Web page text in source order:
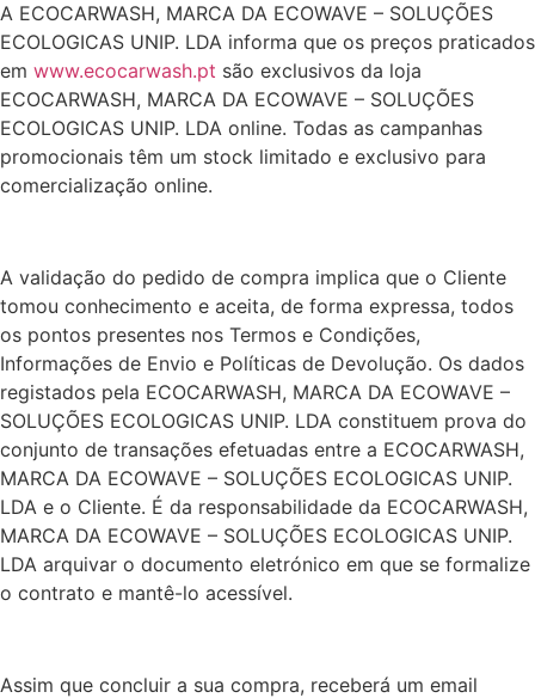
A ECOCARWASH, MARCA DA ECOWAVE – SOLUÇÕES
ECOLOGICAS UNIP. LDA informa que os preços praticados
em www.ecocarwash.pt são exclusivos da loja
ECOCARWASH, MARCA DA ECOWAVE – SOLUÇÕES
ECOLOGICAS UNIP. LDA online. Todas as campanhas
promocionais têm um stock limitado e exclusivo para
comercialização online.
A validação do pedido de compra implica que o Cliente
tomou conhecimento e aceita, de forma expressa, todos
os pontos presentes nos Termos e Condições,
Informações de Envio e Políticas de Devolução. Os dados
registados pela ECOCARWASH, MARCA DA ECOWAVE –
SOLUÇÕES ECOLOGICAS UNIP. LDA constituem prova do
conjunto de transações efetuadas entre a ECOCARWASH,
MARCA DA ECOWAVE – SOLUÇÕES ECOLOGICAS UNIP.
LDA e o Cliente. É da responsabilidade da ECOCARWASH,
MARCA DA ECOWAVE – SOLUÇÕES ECOLOGICAS UNIP.
LDA arquivar o documento eletrónico em que se formalize
o contrato e mantê-lo acessível.
Assim que concluir a sua compra, receberá um email